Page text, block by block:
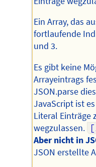
Ein Array, das
fortlaufende
und 3.
Es gibt keine
Arrayeintrags
JSON.parse
JavaScript ist
Literal Einträge
wegzulassen.
Aber nicht in
JSON erstellte